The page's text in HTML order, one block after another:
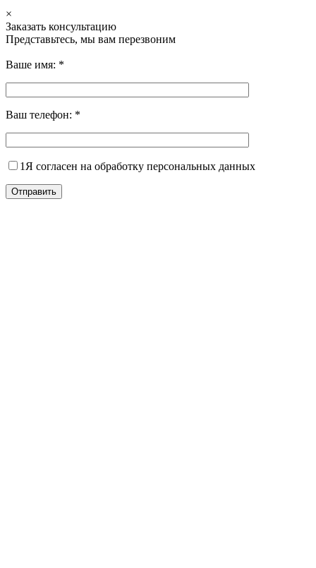
×
Заказать консультацию
Представьтесь, мы вам перезвоним
Ваше имя: *
Ваш телефон: *
1 Я согласен на обработку персональных данных